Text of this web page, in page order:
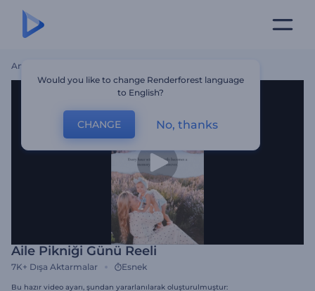
Ana Sayfa
Aile Pikniği Günü Reeli
7K+ Dışa Aktarmalar Esnek
Bu hazır video ayarı, şundan yararlanılarak oluşturulmuştur:
Would you like to change Renderforest language
to English?
CHANGE No, thanks